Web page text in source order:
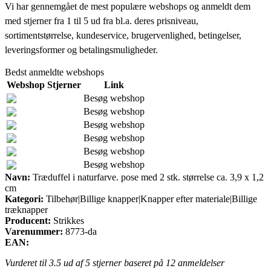
Vi har gennemgået de mest populære webshops og anmeldt dem
med stjerner fra 1 til 5 ud fra bl.a. deres prisniveau,
sortimentstørrelse, kundeservice, brugervenlighed, betingelser,
leveringsformer og betalingsmuligheder.
Bedst anmeldte webshops
Webshop Stjerner
Link
Besøg webshop
Besøg webshop
Besøg webshop
Besøg webshop
Besøg webshop
Besøg webshop
Navn: Træduffel i naturfarve. pose med 2 stk. størrelse ca. 3,9 x 1,2
cm
Kategori: Tilbehør|Billige knapper|Knapper efter materiale|Billige
træknapper
Producent: Strikkes
Varenummer: 8773-da
EAN:
Vurderet til 3.5 ud af 5 stjerner baseret på 12 anmeldelser